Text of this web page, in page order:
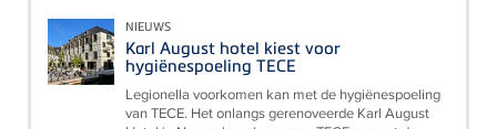
NIEUWS
Karl August hotel kiest voor
hygiënespoeling TECE
Legionella voorkomen kan met de hygiënespoeling
van TECE. Het onlangs gerenoveerde Karl August